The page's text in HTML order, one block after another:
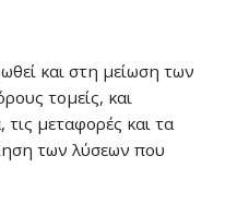
και στη μείωση των
τομείς, και
μεταφορές και τα
των λύσεων που